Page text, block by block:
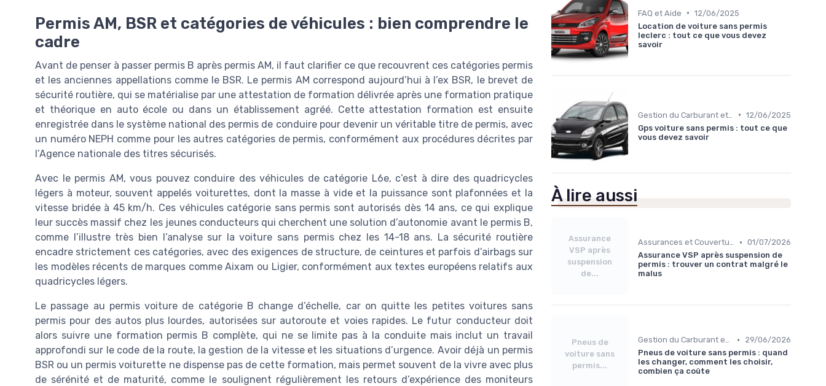
Permis AM, BSR et catégories de véhicules : bien comprendre le
cadre
Avant de penser à passer permis B après permis AM, il faut clarifier ce que recouvrent ces catégories permis
et les anciennes appellations comme le BSR. Le permis AM correspond aujourd’hui à l’ex BSR, le brevet de
sécurité routière, qui se matérialise par une attestation de formation délivrée après une formation pratique
et théorique en auto école ou dans un établissement agréé. Cette attestation formation est ensuite
enregistrée dans le système national des permis de conduire pour devenir un véritable titre de permis, avec
un numéro NEPH comme pour les autres catégories de permis, conformément aux procédures décrites par
l’Agence nationale des titres sécurisés.
Avec le permis AM, vous pouvez conduire des véhicules de catégorie L6e, c’est à dire des quadricycles
légers à moteur, souvent appelés voiturettes, dont la masse à vide et la puissance sont plafonnées et la
vitesse bridée à 45 km/h. Ces véhicules catégorie sans permis sont autorisés dès 14 ans, ce qui explique
leur succès massif chez les jeunes conducteurs qui cherchent une solution d’autonomie avant le permis B,
comme l’illustre très bien l’analyse sur la voiture sans permis chez les 14-18 ans. La sécurité routière
encadre strictement ces catégories, avec des exigences de structure, de ceintures et parfois d’airbags sur
les modèles récents de marques comme Aixam ou Ligier, conformément aux textes européens relatifs aux
quadricycles légers.
Le passage au permis voiture de catégorie B change d’échelle, car on quitte les petites voitures sans
permis pour des autos plus lourdes, autorisées sur autoroute et voies rapides. Le futur conducteur doit
alors suivre une formation permis B complète, qui ne se limite pas à la conduite mais inclut un travail
approfondi sur le code de la route, la gestion de la vitesse et les situations d’urgence. Avoir déjà un permis
BSR ou un permis voiturette ne dispense pas de cette formation, mais permet souvent de la vivre avec plus
de sérénité et de maturité, comme le soulignent régulièrement les retours d’expérience des moniteurs
FAQ et Aide • 12/06/2025
Location de voiture sans permis
leclerc : tout ce que vous devez
savoir
• 12/06/2025
Gps voiture sans permis : tout ce que
vous devez savoir
À lire aussi
Assurance
VSP après
suspension
de...
Assurances et Couvertures • 01/07/2026
Assurance VSP après suspension de
permis : trouver un contrat malgré le
malus
Pneus de
voiture sans
permis...
Gestion du Carburant et Entretien •
29/06/2026
Pneus de voiture sans permis : quand
les changer, comment les choisir,
combien ça coûte